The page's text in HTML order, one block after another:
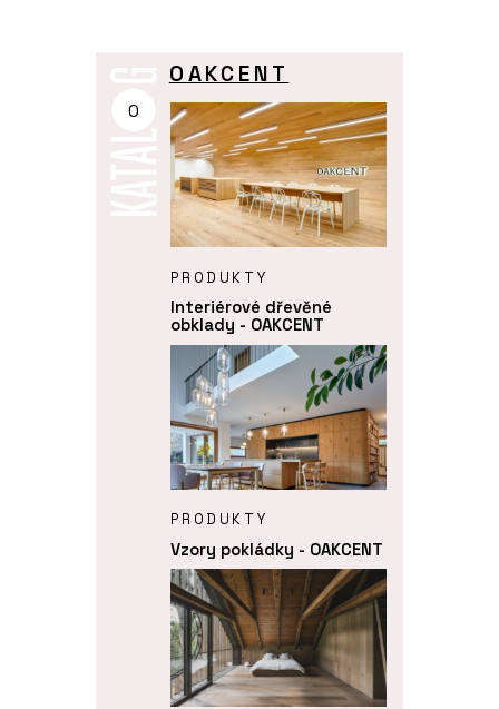
O
OAKCENT
PRODUKTY
Interiérové dřevěné
obklady - OAKCENT
PRODUKTY
Vzory pokládky - OAKCENT